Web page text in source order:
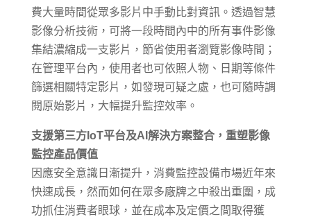
費大量時間從眾多影片中手動比對資訊。透過智慧
影像分析技術，可將一段時間內中的所有事件影像
集結濃縮成一支影片，節省使用者瀏覽影像時間；
在管理平台內，使用者也可依照人物、日期等條件
篩選相關特定影片，如發現可疑之處，也可隨時調
閱原始影片，大幅提升監控效率。
支援第三方IoT平台及AI解決方案整合，重塑影像
監控產品價值
因應安全意識日漸提升，消費監控設備市場近年來
快速成長，然而如何在眾多廠牌之中殺出重圍，成
功抓住消費者眼球，並在成本及定價之間取得獲